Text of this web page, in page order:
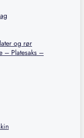
og rør
– Platesaks –